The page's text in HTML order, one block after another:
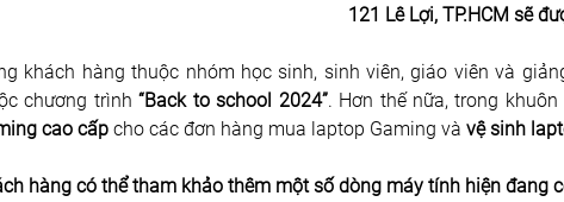
121 Lê Lợi, TP.HCM sẽ
khách hàng thuộc nhóm học sinh, sinh viên, giáo viên và
chương trình “Back to school 2024”. Hơn thế nữa, trong
cao cấp cho các đơn hàng mua laptop Gaming và vệ sinh
hàng có thể tham khảo thêm một số dòng máy tính hiện đang